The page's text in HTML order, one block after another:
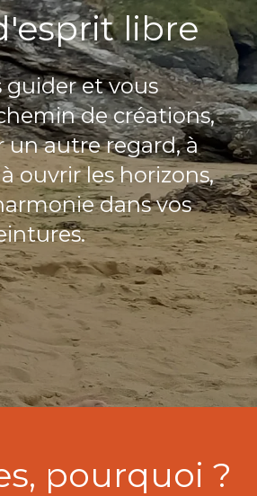
libre
guider et vous
de créations,
un autre regard, à
ouvrir les horizons,
dans vos
pourquoi ?